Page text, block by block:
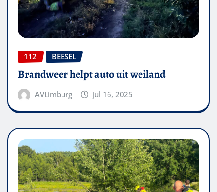
112 BEESEL
Brandweer helpt auto uit weiland
AVLimburg jul 16, 2025